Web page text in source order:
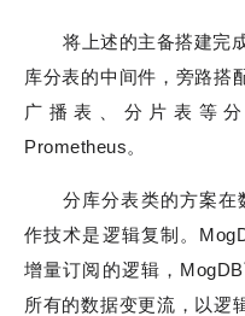
将上述的主备搭建完
库分表的中间件，旁路搭
广播表、分片表等
Prometheus。
分库分表类的方案
作技术是逻辑复制。
增量订阅的逻辑，
所有的数据变更流，以逻